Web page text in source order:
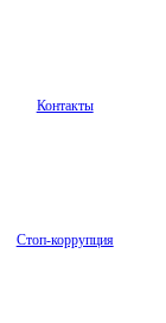
Контакты
Стоп-коррупция